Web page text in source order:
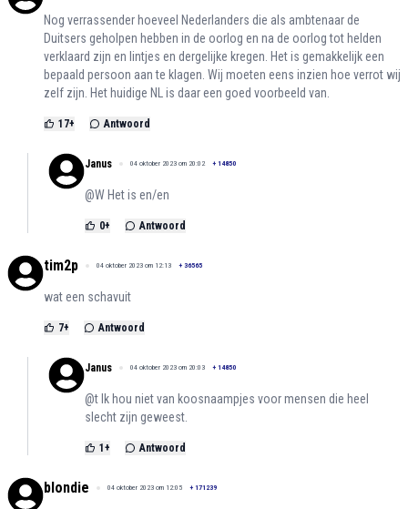
Nog verrassender hoeveel Nederlanders die als ambtenaar de
Duitsers geholpen hebben in de oorlog en na de oorlog tot helden
verklaard zijn en lintjes en dergelijke kregen. Het is gemakkelijk een
bepaald persoon aan te klagen. Wij moeten eens inzien hoe verrot wij
zelf zijn. Het huidige NL is daar een goed voorbeeld van.
17+ Antwoord
Janus 04 oktober 2023 om 20:02 + 14850
@W Het is en/en
0+ Antwoord
tim2p 04 oktober 2023 om 12:13 + 36565
wat een schavuit
7+ Antwoord
Janus 04 oktober 2023 om 20:03 + 14850
@t Ik hou niet van koosnaampjes voor mensen die heel
slecht zijn geweest.
1 + Antwoord
blondie 04 oktober 2023 om 12:05 + 171239